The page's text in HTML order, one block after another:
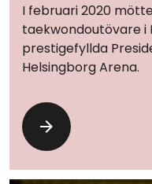
I februari 2020
taekwondoutövare i
prestigefyllda
Helsingborg Arena.